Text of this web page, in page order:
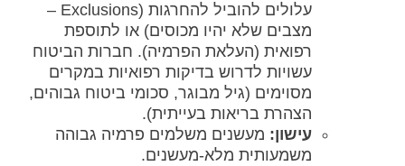
עלולים להוביל להחרגות (Exclusions –
מצבים שלא יהיו מכוסים) או לתוספת
רפואית (העלאת הפרמיה). חברות הביטוח
עשויות לדרוש בדיקות רפואיות במקרים
מסוימים (גיל מבוגר, סכומי ביטוח גבוהים,
הצהרת בריאות בעייתית).
עישון: מעשנים משלמים פרמיה גבוהה
משמעותית מלא-מעשנים.